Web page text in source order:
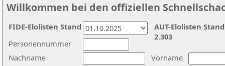
Willkommen bei den offiziellen
Nachname
Vorname
Personennummer
AUT-Elolisten
2.303
FIDE-Elolisten Stand